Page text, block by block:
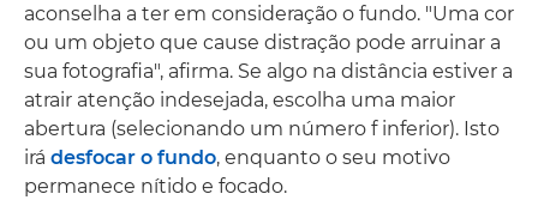
aconselha a ter em consideração o fundo. "Uma cor
ou um objeto que cause distração pode arruinar a
sua fotografia", afirma. Se algo na distância estiver a
atrair atenção indesejada, escolha uma maior
abertura (selecionando um número f inferior). Isto
irá desfocar o fundo, enquanto o seu motivo
permanece nítido e focado.